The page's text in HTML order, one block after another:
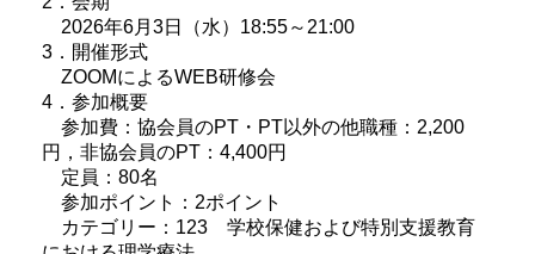
2026年6月3日（水）18:55～21:00
3．開催形式
ZOOMによるWEB研修会
4．参加概要
参加費：協会員のPT・PT以外の他職種：2,200
円，非協会員のPT：4,400円
定員：80名
参加ポイント：2ポイント
カテゴリー：123 学校保健および特別支援教育